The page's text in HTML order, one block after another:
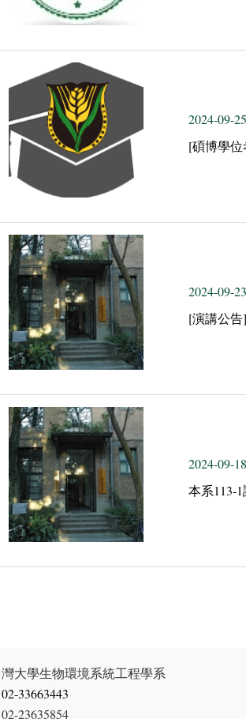
2024-09-25
[碩博學位
2024-09-23
[演講公告
2024-09-18
本系113-
大學生物環境系統工程學系
02-33663443
23635854